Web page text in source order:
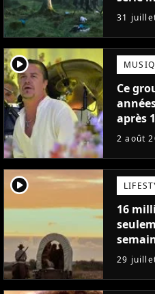
après-
31
player2
Ce
après
2 août
player2
16
série
pour
29